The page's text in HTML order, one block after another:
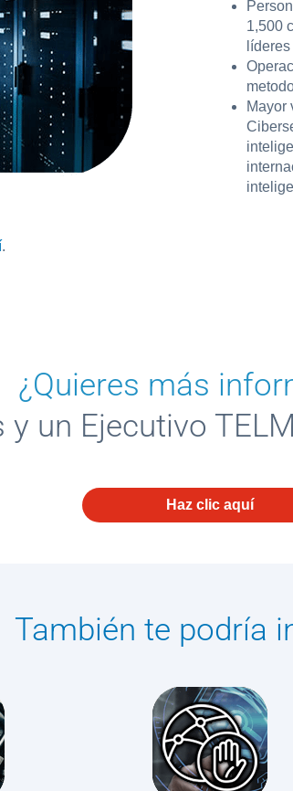
1,500
Mayor
.
¿Quieres más
un Ejecutivo
Haz clic aquí
También te podría